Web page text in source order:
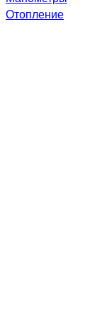
Отопление